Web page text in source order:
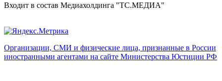
Входит в состав Медиахолдинга "ТС.МЕДИА"
Организации, СМИ и физические лица, признанные в России
иностранными агентами на сайте Министерства Юстиции РФ